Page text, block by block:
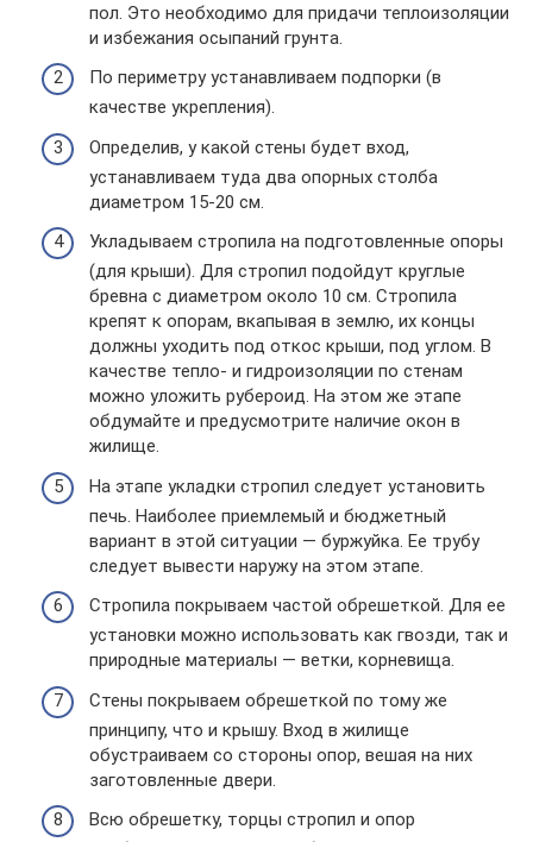
пол. Это необходимо для придачи теплоизоляции
и избежания осыпаний грунта.
По периметру устанавливаем подпорки (в
качестве укрепления).
Определив, у какой стены будет вход,
устанавливаем туда два опорных столба
диаметром 15-20 см.
Укладываем стропила на подготовленные опоры
(для крыши). Для стропил подойдут круглые
бревна с диаметром около 10 см. Стропила
крепят к опорам, вкапывая в землю, их концы
должны уходить под откос крыши, под углом. В
качестве тепло- и гидроизоляции по стенам
можно уложить рубероид. На этом же этапе
обдумайте и предусмотрите наличие окон в
жилище.
На этапе укладки стропил следует установить
печь. Наиболее приемлемый и бюджетный
вариант в этой ситуации — буржуйка. Ее трубу
следует вывести наружу на этом этапе.
Стропила покрываем частой обрешеткой. Для ее
установки можно использовать как гвозди, так и
природные материалы — ветки, корневища.
Стены покрываем обрешеткой по тому же
принципу, что и крышу. Вход в жилище
обустраиваем со стороны опор, вешая на них
заготовленные двери.
Всю обрешетку, торцы стропил и опор